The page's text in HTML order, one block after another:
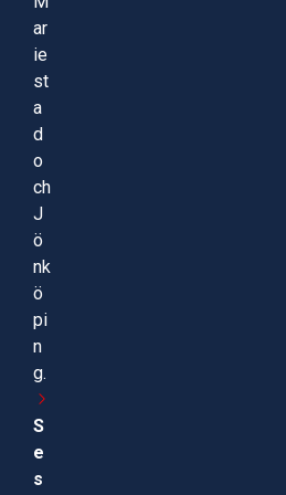
ar
ie
st
a
d
o
ch
J
ö
nk
ö
pi
n
g.
S
e
s